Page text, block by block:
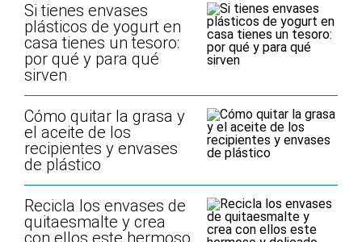
Si tienes envases
plásticos de yogurt en
casa tienes un tesoro:
por qué y para qué
sirven
Cómo quitar la grasa y
el aceite de los
recipientes y envases
de plástico
Recicla los envases de
quitaesmalte y crea
con ellos este hermoso